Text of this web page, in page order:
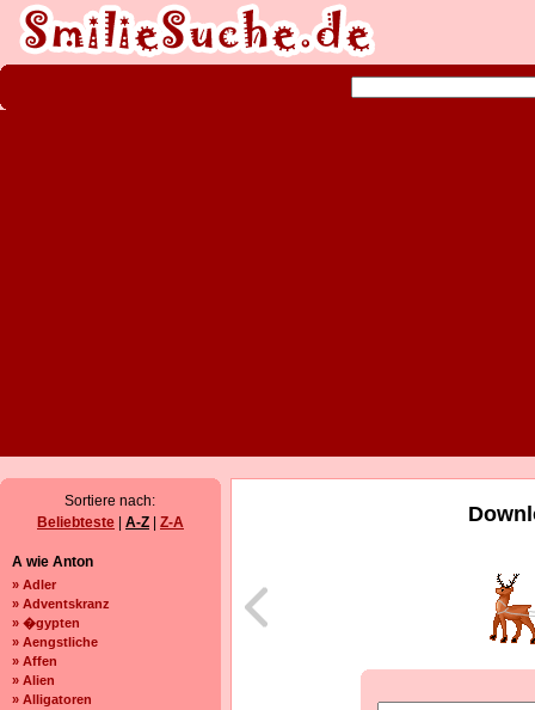
Sortiere nach:
Beliebteste
A-Z Z-A
A wie Anton
» Adler
» Adventskranz
» �gypten
» Aengstliche
» Affen
» Alien
» Alligatoren